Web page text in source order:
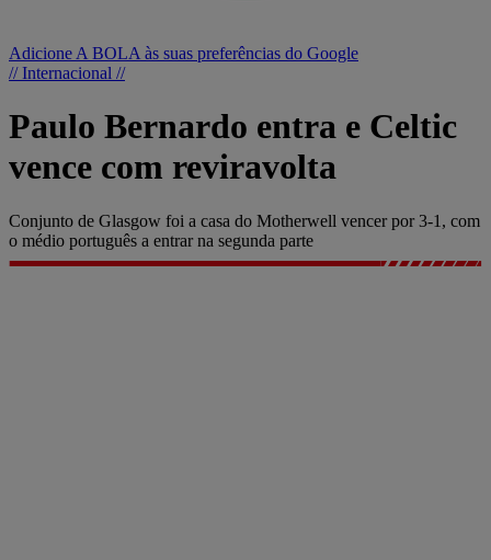
Adicione A BOLA às suas preferências do Google
// Internacional //
Paulo Bernardo entra e Celtic
vence com reviravolta
Conjunto de Glasgow foi a casa do Motherwell vencer por 3-1, com
o médio português a entrar na segunda parte